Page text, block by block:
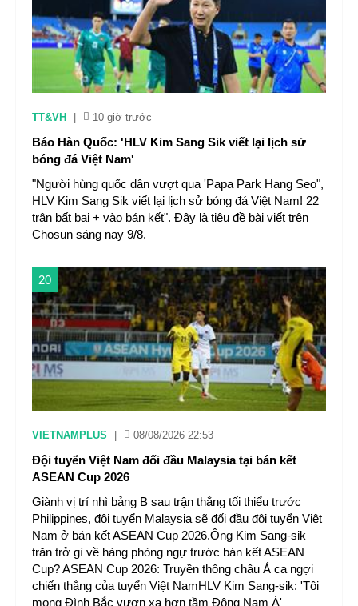
TT&VH 10 giờ trước
Báo Hàn Quốc: 'HLV Kim Sang Sik viết lại lịch sử
bóng đá Việt Nam'
"Người hùng quốc dân vượt qua 'Papa Park Hang Seo",
HLV Kim Sang Sik viết lại lịch sử bóng đá Việt Nam! 22
trận bất bại + vào bán kết". Đây là tiêu đề bài viết trên
Chosun sáng nay 9/8.
20
VIETNAMPLUS 08/08/2026 22:53
Đội tuyển Việt Nam đối đầu Malaysia tại bán kết
ASEAN Cup 2026
Giành vị trí nhì bảng B sau trận thắng tối thiểu trước
Philippines, đội tuyển Malaysia sẽ đối đầu đội tuyển Việt
Nam ở bán kết ASEAN Cup 2026.Ông Kim Sang-sik
trăn trở gì về hàng phòng ngự trước bán kết ASEAN
Cup? ASEAN Cup 2026: Truyền thông châu Á ca ngợi
chiến thắng của tuyển Việt NamHLV Kim Sang-sik: 'Tôi
mong Đình Bắc vươn xa hơn tầm Đông Nam Á'